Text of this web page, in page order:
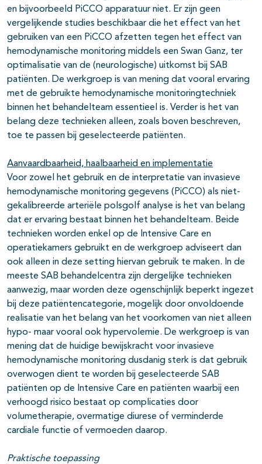
en bijvoorbeeld PiCCO apparatuur niet. Er zijn geen
vergelijkende studies beschikbaar die het effect van het
gebruiken van een PiCCO afzetten tegen het effect van
hemodynamische monitoring middels een Swan Ganz, ter
optimalisatie van de (neurologische) uitkomst bij SAB
patiënten. De werkgroep is van mening dat vooral ervaring
met de gebruikte hemodynamische monitoringtechniek
binnen het behandelteam essentieel is. Verder is het van
belang deze technieken alleen, zoals boven beschreven,
toe te passen bij geselecteerde patiënten.
Aanvaardbaarheid, haalbaarheid en implementatie
Voor zowel het gebruik en de interpretatie van invasieve
hemodynamische monitoring gegevens (PiCCO) als niet-
gekalibreerde arteriële polsgolf analyse is het van belang
dat er ervaring bestaat binnen het behandelteam. Beide
technieken worden enkel op de Intensive Care en
operatiekamers gebruikt en de werkgroep adviseert dan
ook alleen in deze setting hiervan gebruik te maken. In de
meeste SAB behandelcentra zijn dergelijke technieken
aanwezig, maar worden deze ogenschijnlijk beperkt ingezet
bij deze patiëntencategorie, mogelijk door onvoldoende
realisatie van het belang van het voorkomen van niet alleen
hypo- maar vooral ook hypervolemie. De werkgroep is van
mening dat de huidige bewijskracht voor invasieve
hemodynamische monitoring dusdanig sterk is dat gebruik
overwogen dient te worden bij geselecteerde SAB
patiënten op de Intensive Care en patiënten waarbij een
verhoogd risico bestaat op complicaties door
volumetherapie, overmatige diurese of verminderde
cardiale functie of vermoeden daarop.
Praktische toepassing